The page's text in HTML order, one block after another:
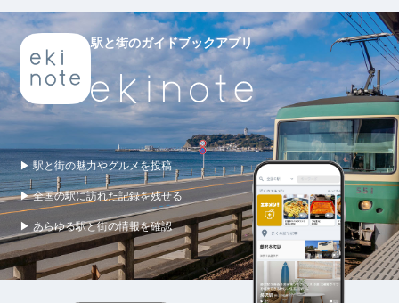
駅と街のガイドブックアプリ
▶ 駅と街の魅力やグルメを投稿
▶ 全国の駅に訪れた記録を残せる
▶ あらゆる駅と街の情報を確認